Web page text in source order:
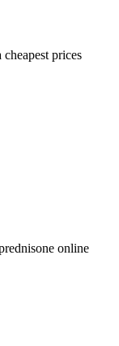
cheapest prices
online